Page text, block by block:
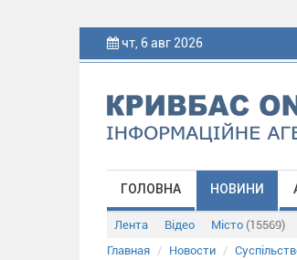
чт, 6 авг 2026
ГОЛОВНА НОВИНИ
Лента Відео Місто (15569)
Главная
Новости